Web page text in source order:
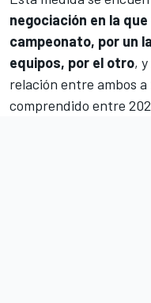
negociación en la
campeonato, por un
equipos, por el otro,
relación entre ambos
comprendido entre